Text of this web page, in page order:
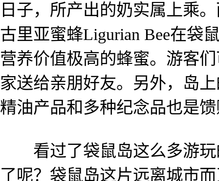
日子，所产出的奶实属上乘
古里亚蜜蜂Ligurian Bee在袋
营养价值极高的蜂蜜。游客
家送给亲朋好友。另外，岛
精油产品和多种纪念品也是
看过了袋鼠岛这么多游玩
了呢？袋鼠岛这片远离城市